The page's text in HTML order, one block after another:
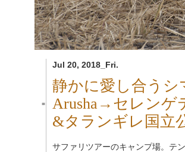
Jul 20, 2018_Fri.
■
静かに愛し合うシ
Arusha→セレンゲ
&タランギレ国立
サファリツアーのキャンプ場。テ